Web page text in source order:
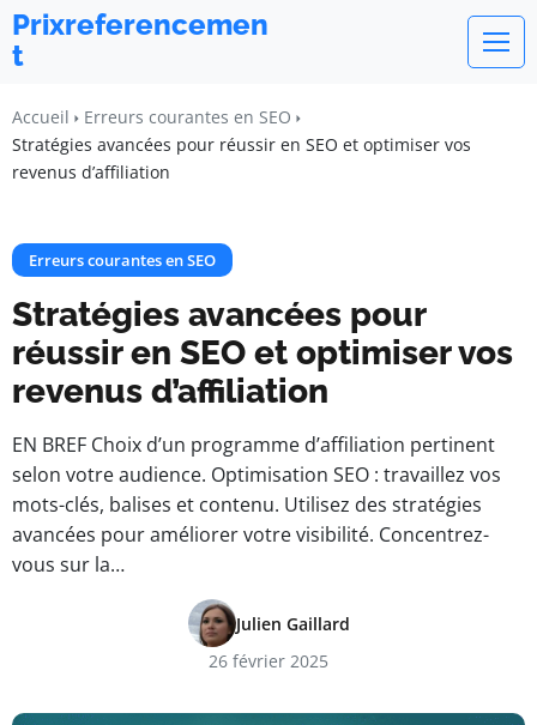
Prixreferencemen
t
Accueil
Erreurs courantes en SEO
Stratégies avancées pour réussir en SEO et optimiser vos
revenus d’affiliation
Erreurs courantes en SEO
Stratégies avancées pour
réussir en SEO et optimiser vos
revenus d’affiliation
EN BREF Choix d’un programme d’affiliation pertinent
selon votre audience. Optimisation SEO : travaillez vos
mots-clés, balises et contenu. Utilisez des stratégies
avancées pour améliorer votre visibilité. Concentrez-
vous sur la…
Julien Gaillard
26 février 2025